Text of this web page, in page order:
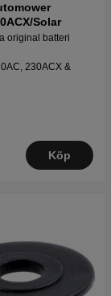
Solar
original batteri
230ACX &
Köp